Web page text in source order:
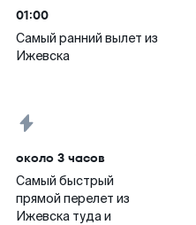
01:00
Самый ранний вылет из
Ижевска
около 3 часов
Самый быстрый
прямой перелет из
Ижевска туда и